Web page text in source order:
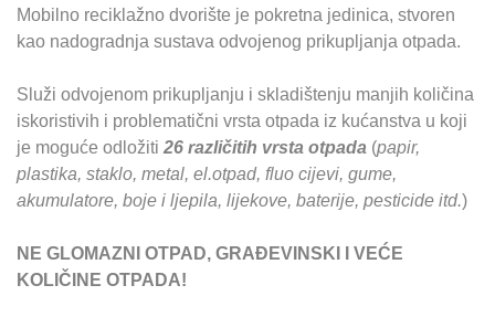
Mobilno reciklažno dvorište je pokretna jedinica, stvoren
kao nadogradnja sustava odvojenog prikupljanja otpada.
Služi odvojenom prikupljanju i skladištenju manjih količina
iskoristivih i problematični vrsta otpada iz kućanstva u koji
je moguće odložiti 26 različitih vrsta otpada (papir,
plastika, staklo, metal, el.otpad, fluo cijevi, gume,
akumulatore, boje i ljepila, lijekove, baterije, pesticide itd.)
NE GLOMAZNI OTPAD, GRAĐEVINSKI I VEĆE
KOLIČINE OTPADA!